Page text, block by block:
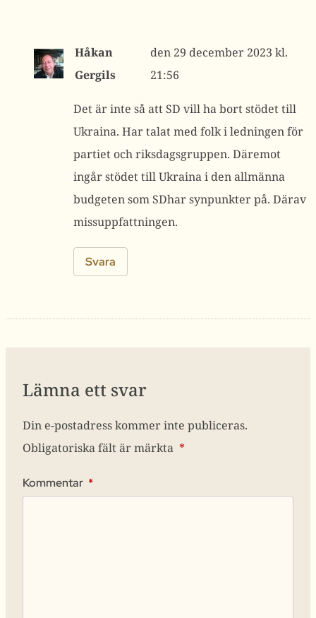
Håkan
Gergils
29 december 2023 kl.
21:56
Det är inte så att SD vill ha bort stödet till
Ukraina. Har talat med folk i ledningen för
partiet och riksdagsgruppen. Däremot
ingår stödet till Ukraina i den allmänna
budgeten som SDhar synpunkter på. Därav
missuppfattningen.
Svara
Lämna ett svar
Din e-postadress kommer inte publiceras.
Obligatoriska fält är märkta *
Kommentar *